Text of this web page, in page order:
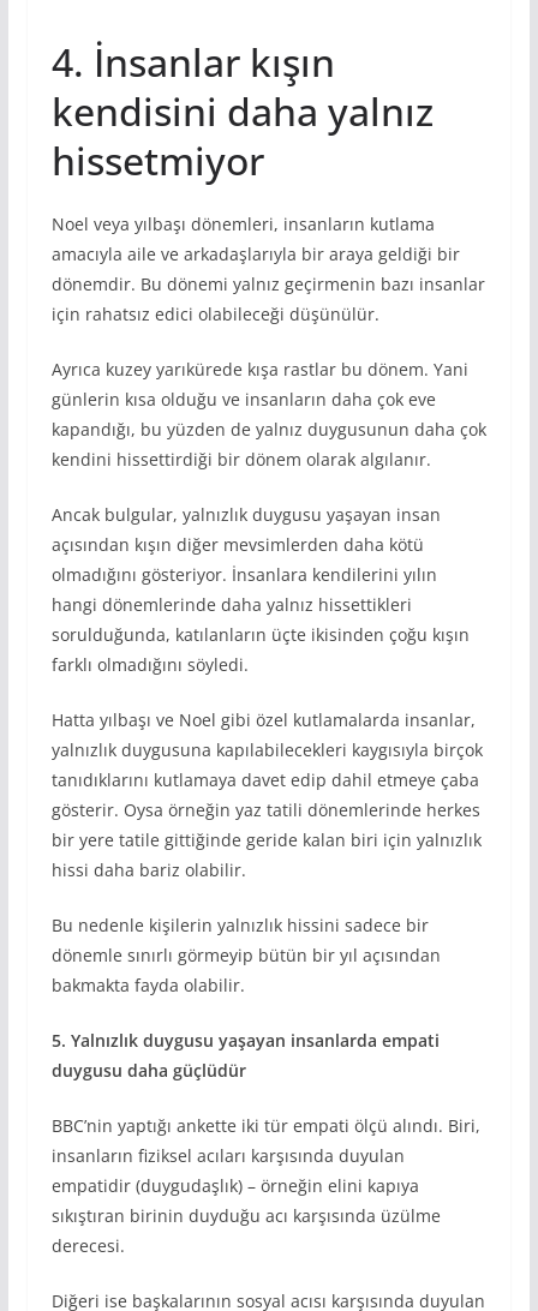
4. İnsanlar kışın
kendisini daha yalnız
hissetmiyor
Noel veya yılbaşı dönemleri, insanların kutlama
amacıyla aile ve arkadaşlarıyla bir araya geldiği bir
dönemdir. Bu dönemi yalnız geçirmenin bazı insanlar
için rahatsız edici olabileceği düşünülür.
Ayrıca kuzey yarıkürede kışa rastlar bu dönem. Yani
günlerin kısa olduğu ve insanların daha çok eve
kapandığı, bu yüzden de yalnız duygusunun daha çok
kendini hissettirdiği bir dönem olarak algılanır.
Ancak bulgular, yalnızlık duygusu yaşayan insan
açısından kışın diğer mevsimlerden daha kötü
olmadığını gösteriyor. İnsanlara kendilerini yılın
hangi dönemlerinde daha yalnız hissettikleri
sorulduğunda, katılanların üçte ikisinden çoğu kışın
farklı olmadığını söyledi.
Hatta yılbaşı ve Noel gibi özel kutlamalarda insanlar,
yalnızlık duygusuna kapılabilecekleri kaygısıyla birçok
tanıdıklarını kutlamaya davet edip dahil etmeye çaba
gösterir. Oysa örneğin yaz tatili dönemlerinde herkes
bir yere tatile gittiğinde geride kalan biri için yalnızlık
hissi daha bariz olabilir.
Bu nedenle kişilerin yalnızlık hissini sadece bir
dönemle sınırlı görmeyip bütün bir yıl açısından
bakmakta fayda olabilir.
5. Yalnızlık duygusu yaşayan insanlarda empati
duygusu daha güçlüdür
BBC’nin yaptığı ankette iki tür empati ölçü alındı. Biri,
insanların fiziksel acıları karşısında duyulan
empatidir (duygudaşlık) – örneğin elini kapıya
sıkıştıran birinin duyduğu acı karşısında üzülme
derecesi.
Diğeri ise başkalarının sosyal acısı karşısında duyulan